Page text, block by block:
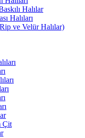
Halılar
Halıları
ve Velür Halılar)
Çit